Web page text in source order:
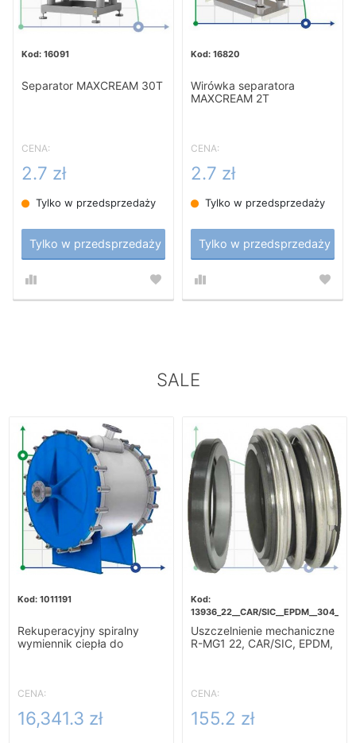
16091
Separator MAXCREAM 30T
CENA:
2.7 zł
Tylko w przedsprzedaży
Tylko w przedsprzedaży
16820
Wirówka separatora
MAXCREAM 2T
CENA:
2.7 zł
Tylko w przedsprzedaży
Tylko w przedsprzedaży
SALE
1011191
Rekuperacyjny spiralny
wymiennik ciepła do
CENA:
16,341.3 zł
13936_22__CAR/
Uszczelnienie mechaniczne
R-MG1 22, CAR/SIC, EPDM,
CENA:
155.2 zł